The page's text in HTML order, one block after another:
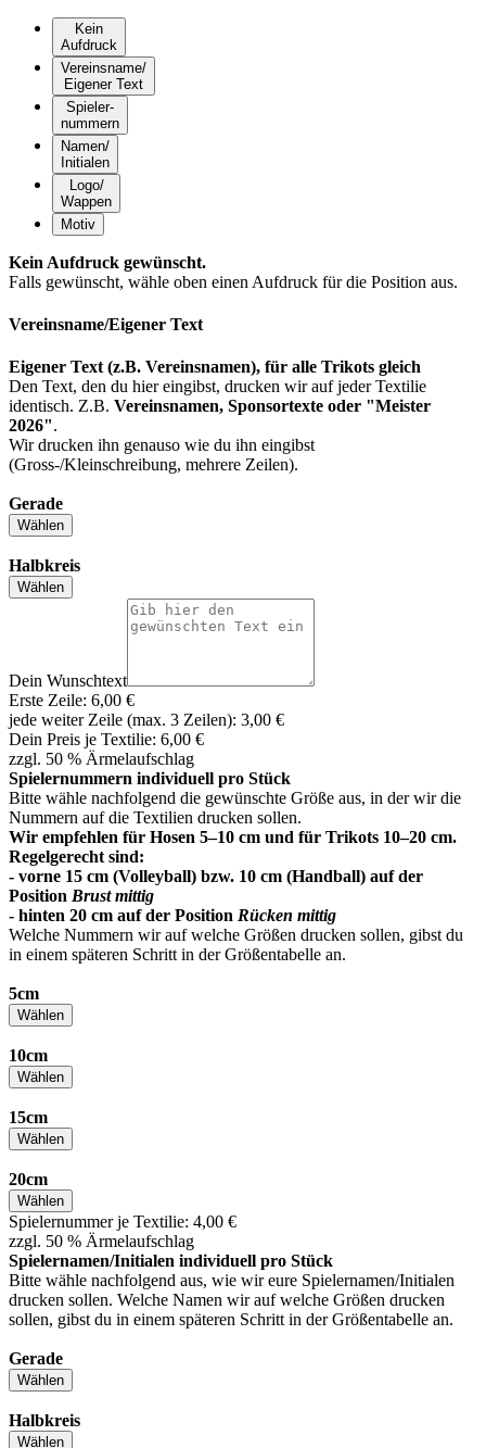
Kein
Aufdruck
Vereinsname/
Eigener Text
Spieler-
nummern
Namen/
Initialen
Logo/
Wappen
Motiv
Kein Aufdruck gewünscht.
Falls gewünscht, wähle oben einen Aufdruck für die Position aus.
Vereinsname/Eigener Text
Eigener Text (z.B. Vereinsnamen), für alle Trikots gleich
Den Text, den du hier eingibst, drucken wir auf jeder Textilie
identisch. Z.B. Vereinsnamen, Sponsortexte oder "Meister
2026".
Wir drucken ihn genauso wie du ihn eingibst
(Gross-/Kleinschreibung, mehrere Zeilen).
Gerade
Wählen
Halbkreis
Wählen
Dein Wunschtext
Erste Zeile: 6,00 €
jede weiter Zeile (max. 3 Zeilen): 3,00 €
Dein Preis je Textilie: 6,00 €
zzgl. 50 % Ärmelaufschlag
Spielernummern individuell pro Stück
Bitte wähle nachfolgend die gewünschte Größe aus, in der wir die
Nummern auf die Textilien drucken sollen.
Wir empfehlen für Hosen 5–10 cm und für Trikots 10–20 cm.
Regelgerecht sind:
- vorne 15 cm (Volleyball) bzw. 10 cm (Handball) auf der
Position Brust mittig
- hinten 20 cm auf der Position Rücken mittig
Welche Nummern wir auf welche Größen drucken sollen, gibst du
in einem späteren Schritt in der Größentabelle an.
5cm
Wählen
10cm
Wählen
15cm
Wählen
20cm
Wählen
Spielernummer je Textilie: 4,00 €
zzgl. 50 % Ärmelaufschlag
Spielernamen/Initialen individuell pro Stück
Bitte wähle nachfolgend aus, wie wir eure Spielernamen/Initialen
drucken sollen. Welche Namen wir auf welche Größen drucken
sollen, gibst du in einem späteren Schritt in der Größentabelle an.
Gerade
Wählen
Halbkreis
Wählen